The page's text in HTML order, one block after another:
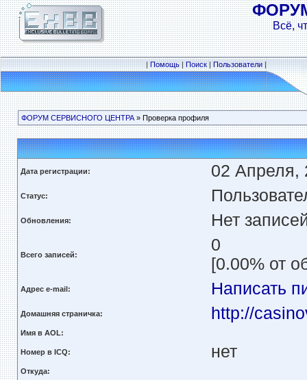
Всё,
|Помощь|Поиск|Пользователи|
ФОРУМ СЕРВИСНОГО ЦЕНТРА» Проверка профиля
Дата регистрации: 02 Апреля,
Статус:
Обновления: Нет
Всего записей:
0
[0.00% от
Адрес e-mail: Написать
Домашняя страничка: http://
Имя в AOL:
Номер в ICQ: нет
Откуда: